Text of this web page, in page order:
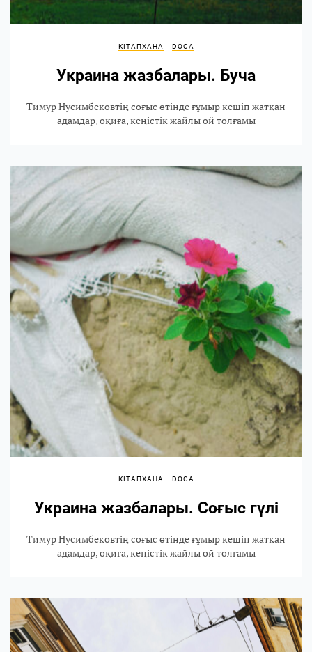
КІТАПХАНА DOCA
Украина жазбалары. Буча
Тимур Нусимбековтің соғыс өтінде ғұмыр кешіп жатқан
адамдар, оқиға, кеңістік жайлы ой толғамы
КІТАПХАНА DOCA
Украина жазбалары. Соғыс гүлі
Тимур Нусимбековтің соғыс өтінде ғұмыр кешіп жатқан
адамдар, оқиға, кеңістік жайлы ой толғамы